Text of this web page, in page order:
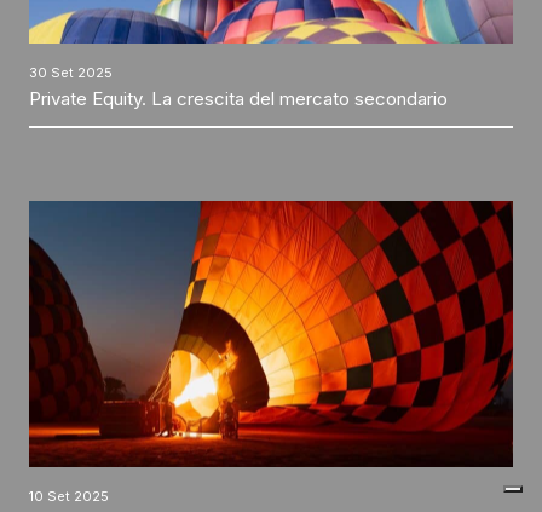
30 Set 2025
Private Equity. La crescita del mercato secondario
10 Set 2025